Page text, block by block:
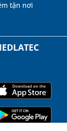
tận nơi